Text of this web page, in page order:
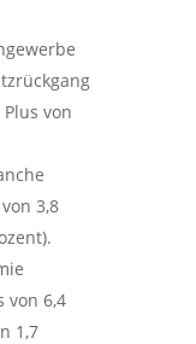
von
3,8
von 6,4
1,7